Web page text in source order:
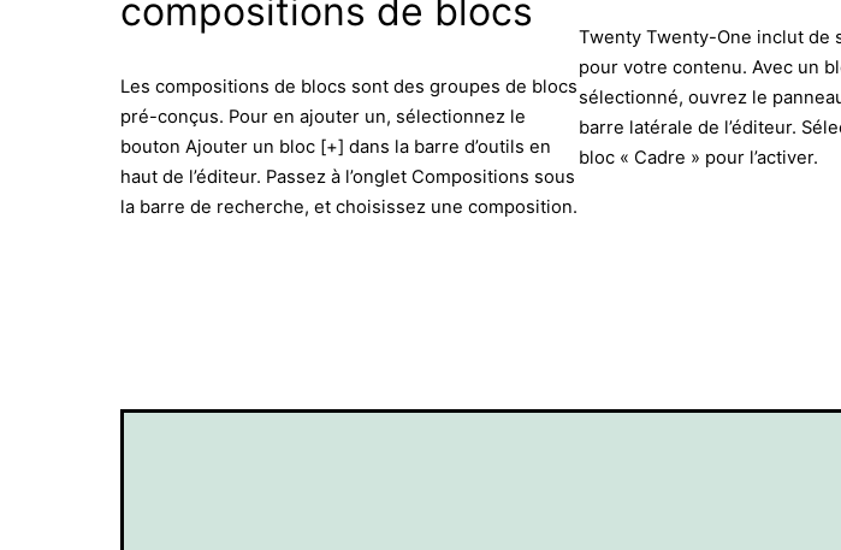
compositions de blocs
Les compositions de blocs sont des groupes de blocs
pré-conçus. Pour en ajouter un, sélectionnez le
bouton Ajouter un bloc [+] dans la barre d’outils en
haut de l’éditeur. Passez à l’onglet Compositions sous
la barre de recherche, et choisissez une composition.
Twenty Twenty-One inclut de
pour votre contenu. Avec un
sélectionné, ouvrez le
barre latérale de l’éditeur.
bloc « Cadre » pour l’activer.